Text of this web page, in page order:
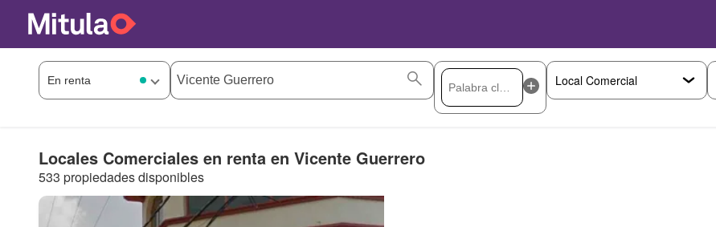
Locales Comerciales en renta en Vicente Guerrero
533 propiedades disponibles